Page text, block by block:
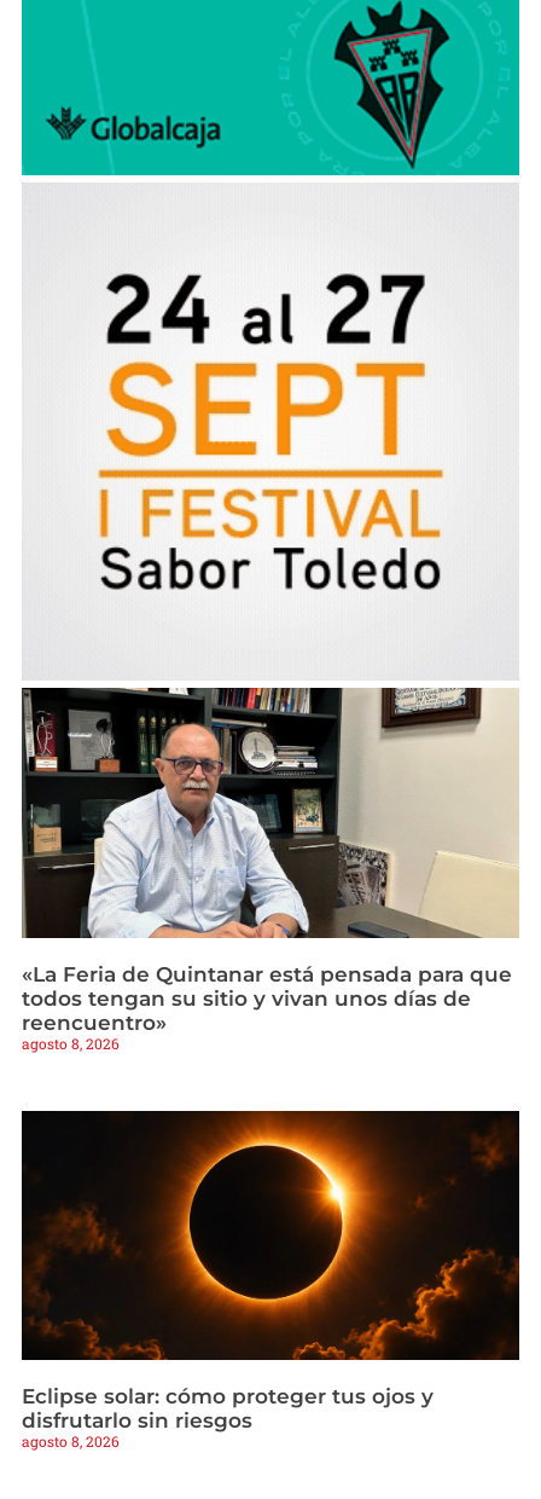
«La Feria de Quintanar está pensada para que
todos tengan su sitio y vivan unos días de
reencuentro»
agosto 8, 2026
Eclipse solar: cómo proteger tus ojos y
disfrutarlo sin riesgos
agosto 8, 2026